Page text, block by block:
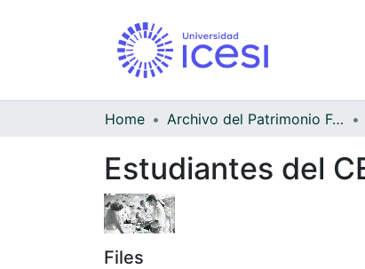
Home Archivo del Patrimonio Fotográfico y Fílmico del Valle del Cauca
Estudiantes del
Files